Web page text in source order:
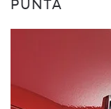
PUNTA